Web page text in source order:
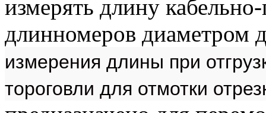
измерять длину
длинномеров диаметром
измерения длины при
тороговли для отмотки